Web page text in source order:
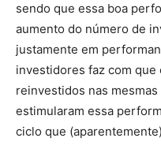
sendo que essa boa
aumento do número de
justamente em
investidores faz com que
reinvestidos nas
estimularam essa
ciclo que